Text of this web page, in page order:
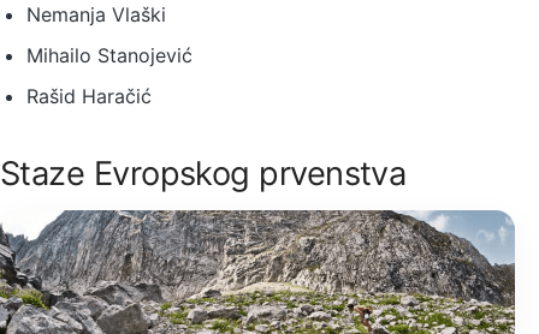
Nemanja Vlaški
Mihailo Stanojević
Rašid Haračić
Staze Evropskog prvenstva